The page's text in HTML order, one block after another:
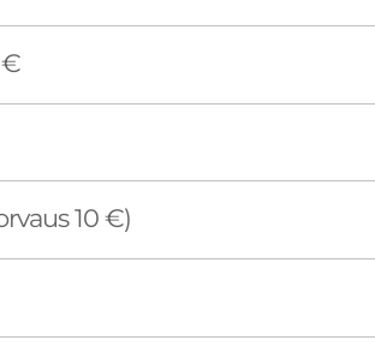
10 €)